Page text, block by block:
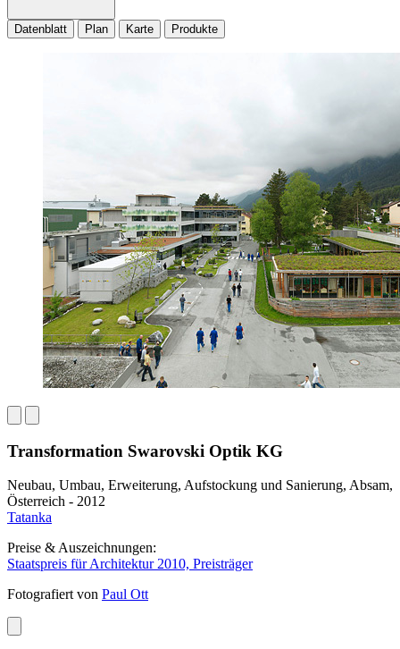
Datenblatt Plan Karte Produkte
Transformation Swarovski Optik KG
Neubau, Umbau, Erweiterung, Aufstockung und Sanierung, Absam,
Österreich - 2012
Tatanka
Preise & Auszeichnungen:
Staatspreis für Architektur 2010, Preisträger
Fotografiert von Paul Ott